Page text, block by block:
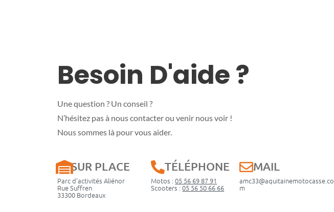
Besoin D'aide ?
Une question ? Un conseil ?
N’hésitez pas à nous contacter ou venir nous voir !
Nous sommes là pour vous aider.
SUR PLACE
Parc d’activités Aliénor
Rue Suffren
33300 Bordeaux
TÉLÉPHONE
Motos :05 56 69 87 91
Scooters :05 56 50 66 66
MAIL
amc33@aquitainemotocasse.co
m